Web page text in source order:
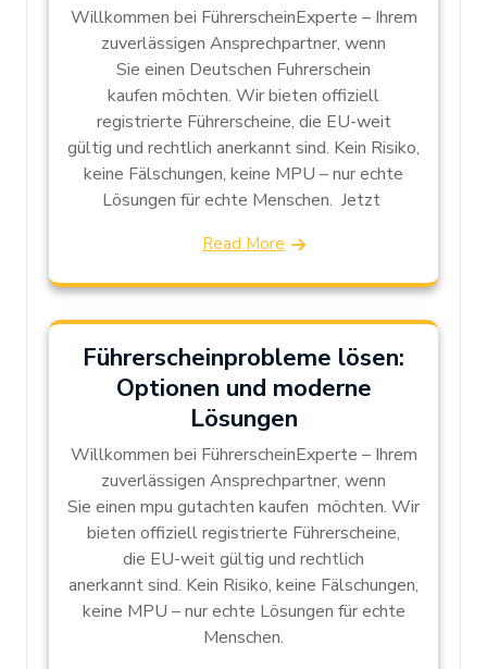
Willkommen bei FührerscheinExperte – Ihrem
zuverlässigen Ansprechpartner, wenn
Sie einen Deutschen Fuhrerschein
kaufen möchten. Wir bieten offiziell
registrierte Führerscheine, die EU-weit
gültig und rechtlich anerkannt sind. Kein Risiko,
keine Fälschungen, keine MPU – nur echte
Lösungen für echte Menschen. Jetzt
Read More
Führerscheinprobleme lösen:
Optionen und moderne
Lösungen
Willkommen bei FührerscheinExperte – Ihrem
zuverlässigen Ansprechpartner, wenn
Sie einen mpu gutachten kaufen möchten. Wir
bieten offiziell registrierte Führerscheine,
die EU-weit gültig und rechtlich
anerkannt sind. Kein Risiko, keine Fälschungen,
keine MPU – nur echte Lösungen für echte
Menschen.